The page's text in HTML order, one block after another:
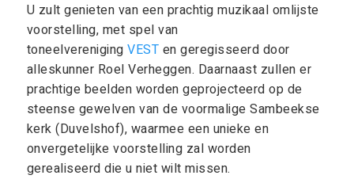
U zult genieten van een prachtig muzikaal omlijste
voorstelling, met spel van
toneelverenigingVEST en geregisseerd door
alleskunner Roel Verheggen. Daarnaast zullen er
prachtige beelden worden geprojecteerd op de
steense gewelven van de voormalige Sambeekse
kerk (Duvelshof), waarmee een unieke en
onvergetelijke voorstelling zal worden
gerealiseerd die u niet wilt missen.